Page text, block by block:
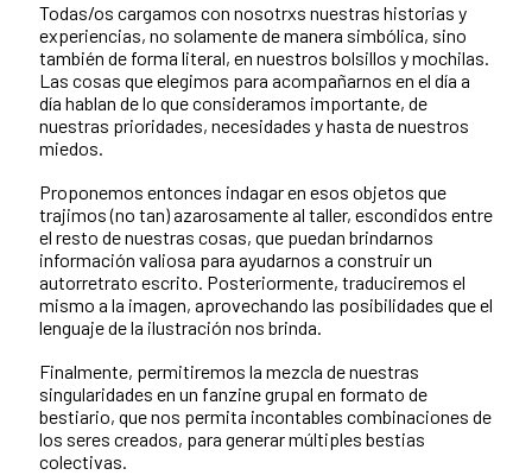
Todas/os cargamos con nosotrxs nuestras historias y
experiencias, no solamente de manera simbólica, sino
también de forma literal, en nuestros bolsillos y mochilas.
Las cosas que elegimos para acompañarnos en el día a
día hablan de lo que consideramos importante, de
nuestras prioridades, necesidades y hasta de nuestros
miedos.
Proponemos entonces indagar en esos objetos que
trajimos (no tan) azarosamente al taller, escondidos entre
el resto de nuestras cosas, que puedan brindarnos
información valiosa para ayudarnos a construir un
autorretrato escrito. Posteriormente, traduciremos el
mismo a la imagen, aprovechando las posibilidades que el
lenguaje de la ilustración nos brinda.
Finalmente, permitiremos la mezcla de nuestras
singularidades en un fanzine grupal en formato de
bestiario, que nos permita incontables combinaciones de
los seres creados, para generar múltiples bestias
colectivas.